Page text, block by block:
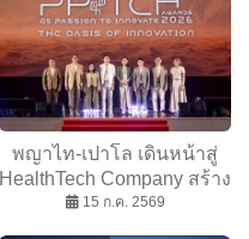
แห่งอนาคต
พญาไท-เปาโล เดินหน้าสู่
HealthTech Company สร้าง
วัฒนธรรมนวัตกรรม ขับ
15 ก.ค. 2569